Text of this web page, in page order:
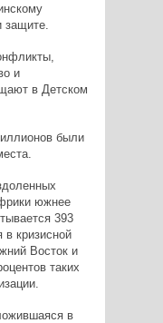
и
в Детском
были
южнее
393
кризисной
Восток и
таких
в